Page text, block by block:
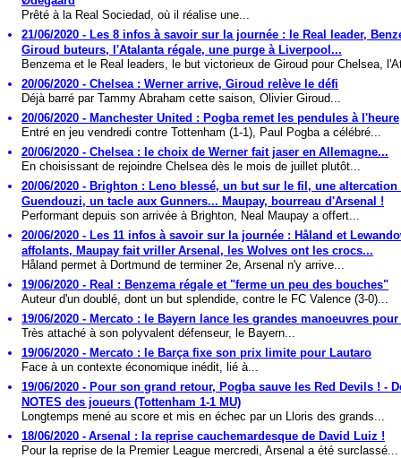
Prêté à la Real Sociedad, où il réalise une...
21/06/2020 - Les 8 infos à savoir sur la journée : le Real leader,
Giroud buteurs, l'Atalanta régale, une purge à Liverpool...
Benzema et le Real leaders, le but victorieux de Giroud pour Chelsea,
20/06/2020 - Chelsea : Werner arrive, Giroud relève le défi
Déjà barré par Tammy Abraham cette saison, Olivier Giroud...
20/06/2020 - Manchester United : Pogba remet les pendules à l'heure
Entré en jeu vendredi contre Tottenham (1-1), Paul Pogba a célébré...
20/06/2020 - Chelsea : le choix de Werner fait jaser en Allemagne...
En choisissant de rejoindre Chelsea dès le mois de juillet plutôt...
20/06/2020 - Brighton : Leno blessé, un but sur le fil, une altercation
Guendouzi, un tacle aux Gunners... Maupay, bourreau d'Arsenal !
Performant depuis son arrivée à Brighton, Neal Maupay a offert...
20/06/2020 - Les 11 infos à savoir sur la journée : Håland et
affolants, Maupay fait vriller Arsenal, les Wolves ont les crocs...
Håland permet à Dortmund de terminer 2e, Arsenal n'y arrive...
19/06/2020 - Real : Benzema régale et "ferme un peu des bouches"
Auteur d'un doublé, dont un but splendide, contre le FC Valence (3-0)...
19/06/2020 - Mercato : le Bayern lance les grandes manoeuvres pour
Très attaché à son polyvalent défenseur, le Bayern...
19/06/2020 - Mercato : le Barça fixe son prix limite pour Lautaro
Face à un contexte économique inédit, lié à...
19/06/2020 - Pour son grand retour, Pogba sauve les Red Devils ! -
NOTES des joueurs (Tottenham 1-1 MU)
Longtemps mené au score et mis en échec par un Lloris des grands...
18/06/2020 - Arsenal : la reprise cauchemardesque de David Luiz !
Pour la reprise de la Premier League mercredi, Arsenal a été surclassé...